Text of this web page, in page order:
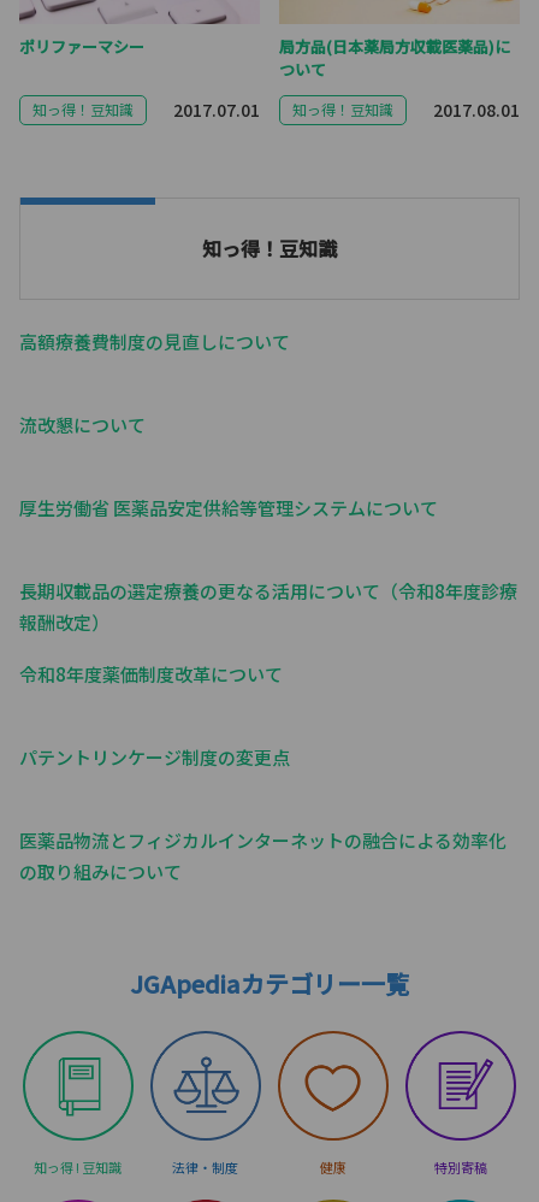
ポリファーマシー
知っ得！豆知識 2017.07.01
局方品(日本薬局方収載医薬品)に
ついて
知っ得！豆知識 2017.08.01
知っ得！豆知識
高額療養費制度の見直しについて
流改懇について
厚生労働省 医薬品安定供給等管理システムについて
長期収載品の選定療養の更なる活用について（令和8年度診療
報酬改定）
令和8年度薬価制度改革について
パテントリンケージ制度の変更点
医薬品物流とフィジカルインターネットの融合による効率化
の取り組みについて
JGApediaカテゴリー一覧
知っ得 ! 豆知識 法律・制度 健康 特別寄稿